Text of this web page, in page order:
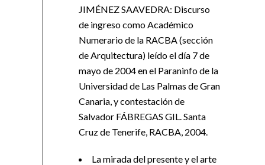
JIMÉNEZ SAAVEDRA: Discurso
de ingreso como Académico
Numerario de la RACBA (sección
de Arquitectura) leído el día 7 de
mayo de 2004 en el Paraninfo de la
Universidad de Las Palmas de Gran
Canaria, y contestación de
Salvador FÁBREGAS GIL. Santa
Cruz de Tenerife, RACBA, 2004.
La mirada del presente y el arte